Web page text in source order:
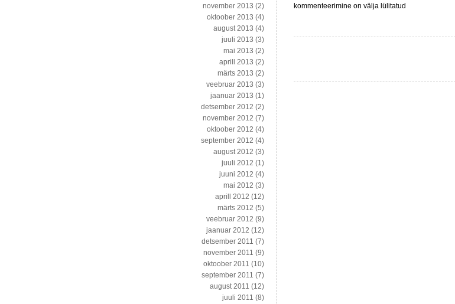
Huvitavaid
kommenteerimine on välja lülitatud
november 2013 (2)
oktoober 2013 (4)
august 2013 (4)
juuli 2013 (3)
mai 2013 (2)
aprill 2013 (2)
märts 2013 (2)
veebruar 2013 (3)
jaanuar 2013 (1)
detsember 2012 (2)
november 2012 (7)
oktoober 2012 (4)
september 2012 (4)
august 2012 (3)
juuli 2012 (1)
juuni 2012 (4)
mai 2012 (3)
aprill 2012 (12)
märts 2012 (5)
veebruar 2012 (9)
jaanuar 2012 (12)
detsember 2011 (7)
november 2011 (9)
oktoober 2011 (10)
september 2011 (7)
august 2011 (12)
juuli 2011 (8)